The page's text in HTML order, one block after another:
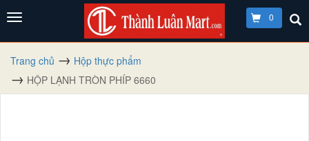
0
Trang chủ
Hộp thực phẩm
HỘP LẠNH TRÒN PHÍP 6660